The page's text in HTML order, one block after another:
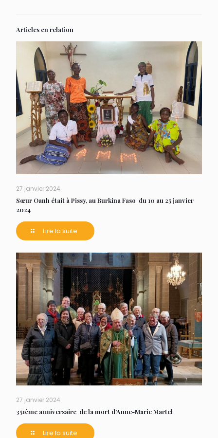
Articles en relation
27 janvier 2024
Sœur Oanh était à Pissy, au Burkina Faso du 10 au 25 janvier
2024
Lire la suite
27 janvier 2024
351ème anniversaire de la mort d’Anne-Marie Martel
Lire la suite